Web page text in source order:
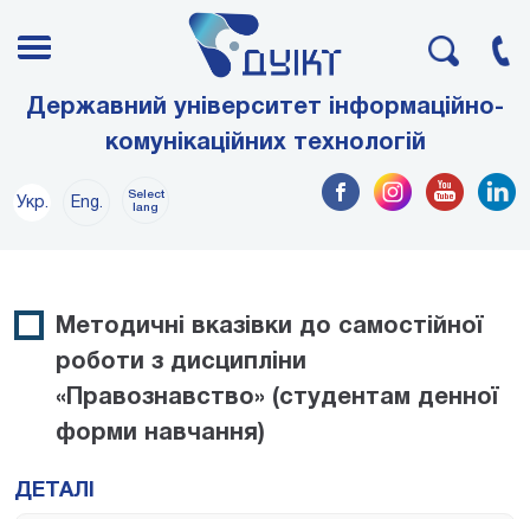
Державний університет інформаційно-
комунікаційних технологій
Укр. Eng.
Select
lang
Методичні вказівки до самостійної
роботи з дисципліни
«Правознавство» (студентам денної
форми навчання)
ДЕТАЛІ